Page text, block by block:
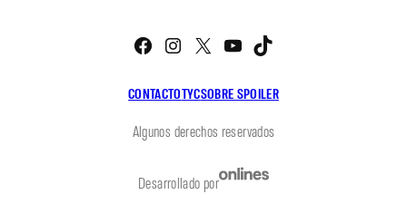
CONTACTOTYCSOBRE SPOILER
Facebook
Instagram
X YouTube
Algunos derechos reservados
Desarrollado por